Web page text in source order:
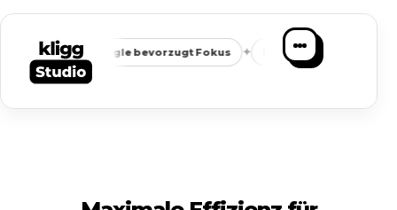
Google bevorzugt Fokus ✦ Passende Anfragen statt Masse